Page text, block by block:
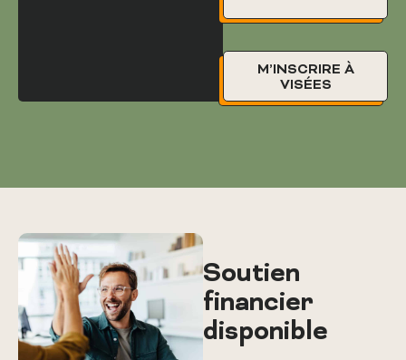
M’INSCRIRE À
VISÉES
Soutien
financier
disponible